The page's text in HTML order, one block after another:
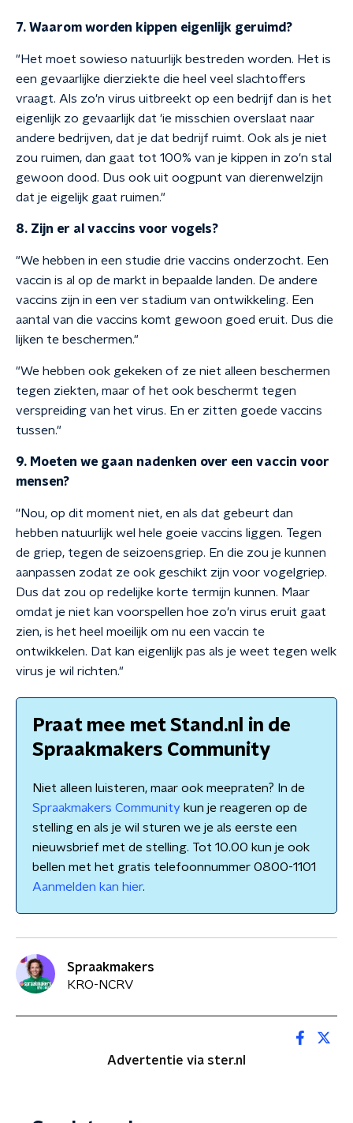
7. Waarom worden kippen eigenlijk geruimd?
"Het moet sowieso natuurlijk bestreden worden. Het is
een gevaarlijke dierziekte die heel veel slachtoffers
vraagt. Als zo'n virus uitbreekt op een bedrijf dan is het
eigenlijk zo gevaarlijk dat 'ie misschien overslaat naar
andere bedrijven, dat je dat bedrijf ruimt. Ook als je niet
zou ruimen, dan gaat tot 100% van je kippen in zo'n stal
gewoon dood. Dus ook uit oogpunt van dierenwelzijn
dat je eigelijk gaat ruimen."
8. Zijn er al vaccins voor vogels?
"We hebben in een studie drie vaccins onderzocht. Een
vaccin is al op de markt in bepaalde landen. De andere
vaccins zijn in een ver stadium van ontwikkeling. Een
aantal van die vaccins komt gewoon goed eruit. Dus die
lijken te beschermen."
"We hebben ook gekeken of ze niet alleen beschermen
tegen ziekten, maar of het ook beschermt tegen
verspreiding van het virus. En er zitten goede vaccins
tussen."
9. Moeten we gaan nadenken over een vaccin voor
mensen?
''Nou, op dit moment niet, en als dat gebeurt dan
hebben natuurlijk wel hele goeie vaccins liggen. Tegen
de griep, tegen de seizoensgriep. En die zou je kunnen
aanpassen zodat ze ook geschikt zijn voor vogelgriep.
Dus dat zou op redelijke korte termijn kunnen. Maar
omdat je niet kan voorspellen hoe zo'n virus eruit gaat
zien, is het heel moeilijk om nu een vaccin te
ontwikkelen. Dat kan eigenlijk pas als je weet tegen welk
virus je wil richten."
Praat mee met Stand.nl in de
Spraakmakers Community
Niet alleen luisteren, maar ook meepraten? In de
Spraakmakers Community kun je reageren op de
stelling en als je wil sturen we je als eerste een
nieuwsbrief met de stelling. Tot 10.00 kun je ook
bellen met het gratis telefoonnummer 0800-1101
Aanmelden kan hier.
Spraakmakers
KRO-NCRV
Advertentie via ster.nl